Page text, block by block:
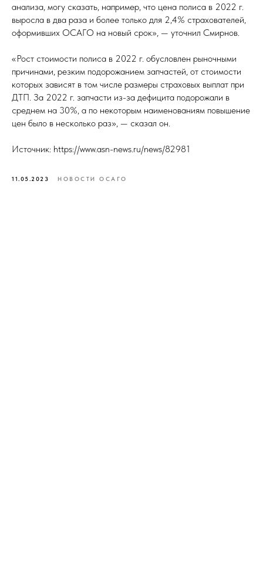
анализа, могу сказать, например, что цена полиса в 2022 г.
выросла в два раза и более только для 2,4% страхователей,
оформивших ОСАГО на новый срок», — уточнил Смирнов.
«Рост стоимости полиса в 2022 г. обусловлен рыночными
причинами, резким подорожанием запчастей, от стоимости
которых зависят в том числе размеры страховых выплат при
ДТП. За 2022 г. запчасти из-за дефицита подорожали в
среднем на 30%, а по некоторым наименованиям повышение
цен было в несколько раз», — сказал он.
Источник: https://www.asn-news.ru/news/82981
11.05.2023 НОВОСТИ ОСАГО